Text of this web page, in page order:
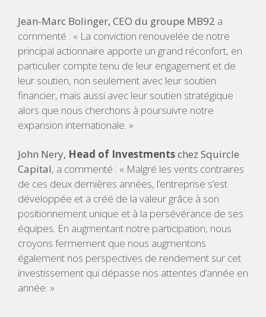
Jean-Marc Bolinger, CEO du groupe MB92 a
commenté : « La conviction renouvelée de notre
principal actionnaire apporte un grand réconfort, en
particulier compte tenu de leur engagement et de
leur soutien, non seulement avec leur soutien
financier, mais aussi avec leur soutien stratégique
alors que nous cherchons à poursuivre notre
expansion internationale. »
John Nery, Head of Investmentschez Squircle
Capital, a commenté : « Malgré les vents contraires
de ces deux dernières années, l’entreprise s’est
développée et a créé de la valeur grâce à son
positionnement unique et à la persévérance de ses
équipes. En augmentant notre participation, nous
croyons fermement que nous augmentons
également nos perspectives de rendement sur cet
investissement qui dépasse nos attentes d’année en
année. »